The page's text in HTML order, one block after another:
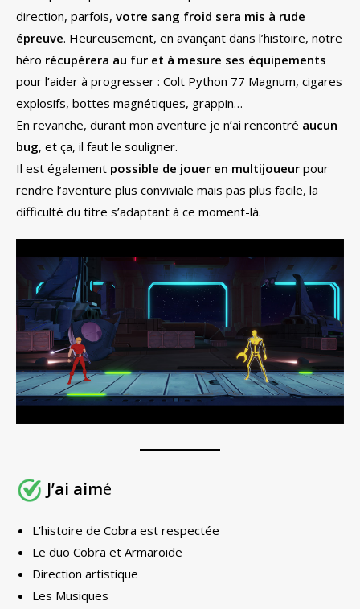
direction, parfois, votre sang froid sera mis à rude
épreuve. Heureusement, en avançant dans l’histoire, notre
héro récupérera au fur et à mesure ses équipements
pour l’aider à progresser : Colt Python 77 Magnum, cigares
explosifs, bottes magnétiques, grappin…
En revanche, durant mon aventure je n’ai rencontré aucun
bug, et ça, il faut le souligner.
Il est également possible de jouer en multijoueur pour
rendre l’aventure plus conviviale mais pas plus facile, la
difficulté du titre s’adaptant à ce moment-là.
J’ai aimé
L’histoire de Cobra est respectée
Le duo Cobra et Armaroide
Direction artistique
Les Musiques